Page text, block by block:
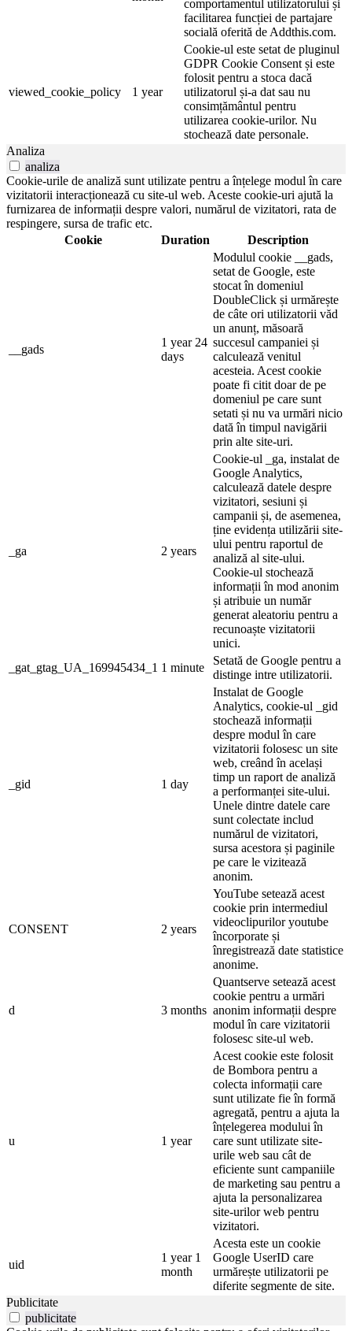
comportamentul utilizatorului și
facilitarea funcției de partajare
socială oferită de Addthis.com.
viewed_cookie_policy 1 year
Cookie-ul este setat de pluginul
GDPR Cookie Consent și este
folosit pentru a stoca dacă
utilizatorul și-a dat sau nu
consimțământul pentru
utilizarea cookie-urilor. Nu
stochează date personale.
Analiza
analiza
Cookie-urile de analiză sunt utilizate pentru a înțelege modul în care
vizitatorii interacționează cu site-ul web. Aceste cookie-uri ajută la
furnizarea de informații despre valori, numărul de vizitatori, rata de
respingere, sursa de trafic etc.
Cookie
Duration Description
__gads
1 year 24
days
Modulul cookie __gads,
setat de Google, este
stocat în domeniul
DoubleClick și urmărește
de câte ori utilizatorii văd
un anunț, măsoară
succesul campaniei și
calculează venitul
acesteia. Acest cookie
poate fi citit doar de pe
domeniul pe care sunt
setati și nu va urmări nicio
dată în timpul navigării
prin alte site-uri.
_ga 2 years
Cookie-ul _ga, instalat de
Google Analytics,
calculează datele despre
vizitatori, sesiuni și
campanii și, de asemenea,
ține evidența utilizării site-
ului pentru raportul de
analiză al site-ului.
Cookie-ul stochează
informații în mod anonim
și atribuie un număr
generat aleatoriu pentru a
recunoaște vizitatorii
unici.
_gat_gtag_UA_169945434_1 1 minute
Setată de Google pentru a
distinge intre utilizatorii.
_gid 1 day
Instalat de Google
Analytics, cookie-ul _gid
stochează informații
despre modul în care
vizitatorii folosesc un site
web, creând în același
timp un raport de analiză
a performanței site-ului.
Unele dintre datele care
sunt colectate includ
numărul de vizitatori,
sursa acestora și paginile
pe care le vizitează
anonim.
CONSENT 2 years
YouTube setează acest
cookie prin intermediul
videoclipurilor youtube
încorporate și
înregistrează date statistice
anonime.
d 3 months
Quantserve setează acest
cookie pentru a urmări
anonim informații despre
modul în care vizitatorii
folosesc site-ul web.
u 1 year
Acest cookie este folosit
de Bombora pentru a
colecta informații care
sunt utilizate fie în formă
agregată, pentru a ajuta la
înțelegerea modului în
care sunt utilizate site-
urile web sau cât de
eficiente sunt campaniile
de marketing sau pentru a
ajuta la personalizarea
site-urilor web pentru
vizitatori.
uid
1 year 1
month
Acesta este un cookie
Google UserID care
urmărește utilizatorii pe
diferite segmente de site.
Publicitate
publicitate